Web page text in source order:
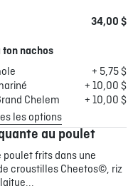
34,00 $
ton nachos
+ 5,75 $
+ 10,00 $
Chelem
+ 10,00 $
les options
au poulet
poulet frits dans une
croustilles Cheetos©, riz